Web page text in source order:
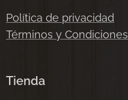
Política de privacidad
Términos y Condiciones
Tienda